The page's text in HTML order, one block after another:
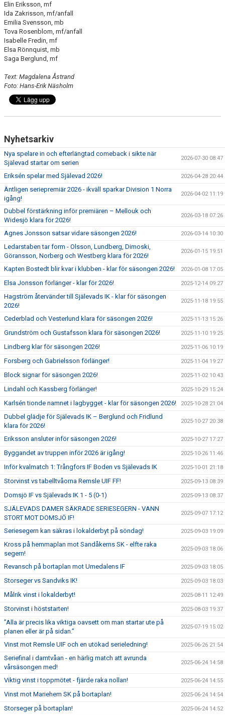
Elin Eriksson, mf
Ida Zakrisson, mf/anfall
Emilia Svensson, mb
Tova Rosenblom, mf/anfall
Isabelle Fredin, mf
Elsa Rönnquist, mb
Saga Berglund, mf
Text: Magdalena Åstrand
Foto: Hans-Erik Näsholm
Nyhetsarkiv
Nya spelare in och efterlängtad comeback i sikte när
Själevad startar om serien
2026-07-30 08:47
Eriksén spelar med Själevad 2026! 2026-04-28 20:44
Äntligen seriepremiär 2026 - ikväll sparkar Division 1 Norra
igång!
2026-04-02 11:19
Dubbel förstärkning inför premiären – Mellouk och
Widesjö klara för 2026!
2026-03-18 07:26
Agnes Jonsson satsar vidare säsongen 2026! 2026-03-14 10:30
Ledarstaben tar form - Olsson, Lundberg, Dimoski,
Göransson, Norberg och Westberg klara för 2026!
2026-01-15 19:51
Kapten Bostedt blir kvar i klubben - klar för säsongen 2026! 2026-01-08 17:05
Elsa Jonsson förlänger - klar för 2026! 2025-12-14 09:27
Hagström återvänder till Själevads IK - klar för säsongen
2026!
2025-11-18 19:55
Cederblad och Vesterlund klara för säsongen 2026! 2025-11-13 15:26
Grundström och Gustafsson klara för säsongen 2026! 2025-11-10 19:25
Lindberg klar för säsongen 2026! 2025-11-06 10:19
Forsberg och Gabrielsson förlänger! 2025-11-04 19:27
Block signar för säsongen 2026! 2025-11-02 10:43
Lindahl och Kassberg förlänger! 2025-10-29 15:24
Karlsén tionde namnet i lagbygget - klar för säsongen 2026! 2025-10-28 21:04
Dubbel glädje för Själevads IK – Berglund och Fridlund
klara för 2026!
2025-10-27 20:38
Eriksson ansluter inför säsongen 2026! 2025-10-27 17:27
Byggandet av truppen inför 2026 är igång! 2025-10-26 11:46
Inför kvalmatch 1: Trångfors IF Boden vs Själevads IK 2025-10-01 21:18
Storvinst vs tabelltvåorna Remsle UIF FF! 2025-09-13 08:39
Domsjö IF vs Själevads IK 1 - 5 (0-1) 2025-09-13 08:37
SJÄLEVADS DAMER SÄKRADE SERIESEGERN - VANN
STORT MOT DOMSJÖ IF!
2025-09-07 17:12
Seriesegern kan säkras i lokalderbyt på söndag! 2025-09-03 19:09
Kross på hemmaplan mot Sandåkerns SK - elfte raka
segern!
2025-09-03 18:06
Revansch på bortaplan mot Umedalens IF 2025-09-03 18:05
Storseger vs Sandviks IK! 2025-09-03 18:03
Målrik vinst i lokalderbyt! 2025-08-11 12:49
Storvinst i höststarten! 2025-08-03 19:37
”Alla är precis lika viktiga oavsett om man startar ute på
planen eller är på sidan.”
2025-07-19 15:02
Vinst mot Remsle UIF och en utökad serieledning! 2025-06-26 21:54
Seriefinal i damtvåan - en härlig match att avrunda
vårsäsongen med!
2025-06-24 14:58
Viktig vinst i toppmötet - fjärde raka nollan! 2025-06-24 14:55
Vinst mot Mariehem SK på bortaplan! 2025-06-24 14:54
Storseger på bortaplan! 2025-06-24 14:52